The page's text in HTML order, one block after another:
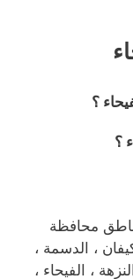
؟
؟
محافظة
، الدسمة ،
، الفيحاء ،